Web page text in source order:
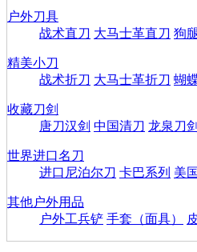
户外刀具
战术直刀 大马士革直刀 狗
精美小刀
战术折刀 大马士革折刀 蝴
收藏刀剑
唐刀汉剑 中国清刀 龙泉刀剑
世界进口名刀
进口尼泊尔刀 卡巴系列 美
其他户外用品
户外工兵铲 手套（面具）